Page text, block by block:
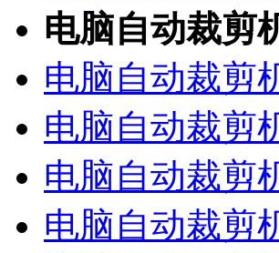
电脑自动裁剪
电脑自动裁剪
电脑自动裁剪
电脑自动裁剪
电脑自动裁剪